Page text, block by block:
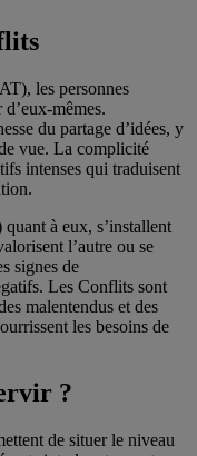
les personnes
mêmes.
du partage d’idées, y
vue. La complicité
intenses qui traduisent
à eux, s’installent
l’autre ou se
signes de
Les Conflits sont
malentendus et des
les besoins de
?
de situer le niveau